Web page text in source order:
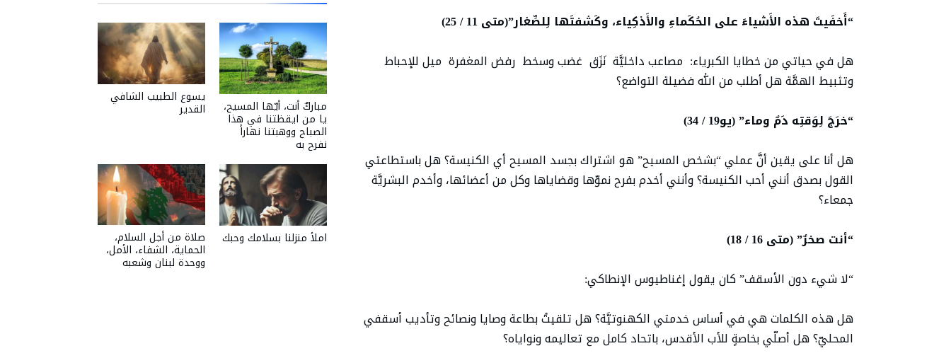
“أَخفَيتَ هذه الأَشياءَ على الحُكَماءِ والأَذكِياء، وكَشفتَها لِلصِّغار”(متى 11 / 25)
هل في حياتي من خطايا الكبرياء: مصاعب داخليَّة نَزَق غضب وسخط رفض المغفرة ميل للإحباط
وتثبيط الهمَّة هل أطلب من الله فضيلة التواضع؟
“خرَجَ لِوَقتِه دَمٌ وماء” (يو19 / 34)
هل أنا على يقين أنَّ عملي “بشخص المسيح” هو اشتراك بجسد المسيح أي الكنيسة؟ هل باستطاعتي
القول بصدق أنني أحب الكنيسة؟ وأنني أخدم بفرح نموّها وقضاياها وكل من أعضائها، وأخدم البشريَّة
جمعاء؟
“أنت صخرٌ” (متى 16 / 18)
“لا شيء دون الأسقف” كان يقول إغناطيوس الإنطاكي:
هل هذه الكلمات هي في أساس خدمتي الكهنوتيَّة؟ هل تلقيتُ بطاعة وصايا ونصائح وتأديب أسقفي
المحليّ؟ هل أصلّي بخاصةٍ للأب الأقدس، باتحاد كامل مع تعاليمه ونواياه؟
يسوع الطبيب الشافي
القدير مباركٌ أنت، أيّها المسيح،
يا من ايقظتنا في هذا
الصباح ووهبتنا نهاراً
نفرح به
صلاة من أجل السلام،
الحماية، الشفاء، الأمل،
ووحدة لبنان وشعبه
املأ منزلنا بسلامك وحبك